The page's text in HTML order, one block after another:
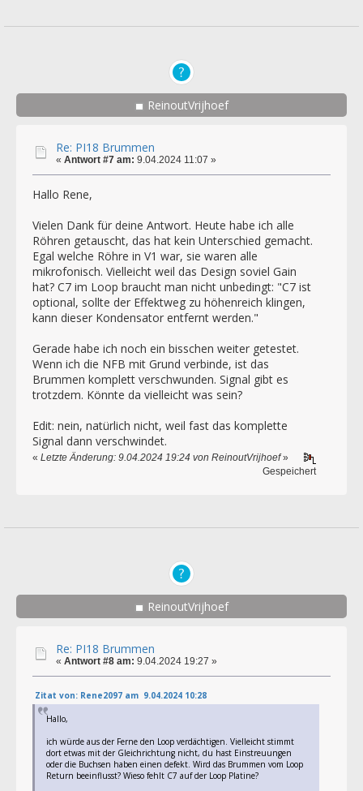
ReinoutVrijhoef
Re: PI18 Brummen
« Antwort #7 am: 9.04.2024 11:07 »
Hallo Rene,
Vielen Dank für deine Antwort. Heute habe ich alle
Röhren getauscht, das hat kein Unterschied gemacht.
Egal welche Röhre in V1 war, sie waren alle
mikrofonisch. Vielleicht weil das Design soviel Gain
hat? C7 im Loop braucht man nicht unbedingt: "C7 ist
optional, sollte der Effektweg zu höhenreich klingen,
kann dieser Kondensator entfernt werden."
Gerade habe ich noch ein bisschen weiter getestet.
Wenn ich die NFB mit Grund verbinde, ist das
Brummen komplett verschwunden. Signal gibt es
trotzdem. Könnte da vielleicht was sein?
Edit: nein, natürlich nicht, weil fast das komplette
Signal dann verschwindet.
« Letzte Änderung: 9.04.2024 19:24 von ReinoutVrijhoef»
Gespeichert
ReinoutVrijhoef
Re: PI18 Brummen
« Antwort #8 am: 9.04.2024 19:27 »
Zitat von: Rene2097 am 9.04.2024 10:28
Hallo,
ich würde aus der Ferne den Loop verdächtigen. Vielleicht stimmt
dort etwas mit der Gleichrichtung nicht, du hast Einstreuungen
oder die Buchsen haben einen defekt. Wird das Brummen vom Loop
Return beeinflusst? Wieso fehlt C7 auf der Loop Platine?